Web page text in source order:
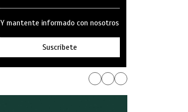
Y mantente informado con nosotros
Suscríbete